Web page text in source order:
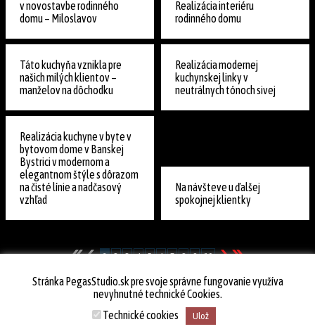
v novostavbe rodinného
domu – Miloslavov
Realizácia interiéru
rodinného domu
Táto kuchyňa vznikla pre
našich milých klientov –
manželov na dôchodku
Realizácia modernej
kuchynskej linky v
neutrálnych tónoch sivej
Realizácia kuchyne v byte v
bytovom dome v Banskej
Bystrici v modernom a
elegantnom štýle s dôrazom
na čisté línie a nadčasový
vzhľad
Na návšteve u ďalšej
spokojnej klientky
1 2 3 4 5 6 7 8 9 10
© 2026PegasStudio.sk
Stránka PegasStudio.sk pre svoje správne fungovanie využíva
nevyhnutné technické Cookies.
Technické cookies
Ulož